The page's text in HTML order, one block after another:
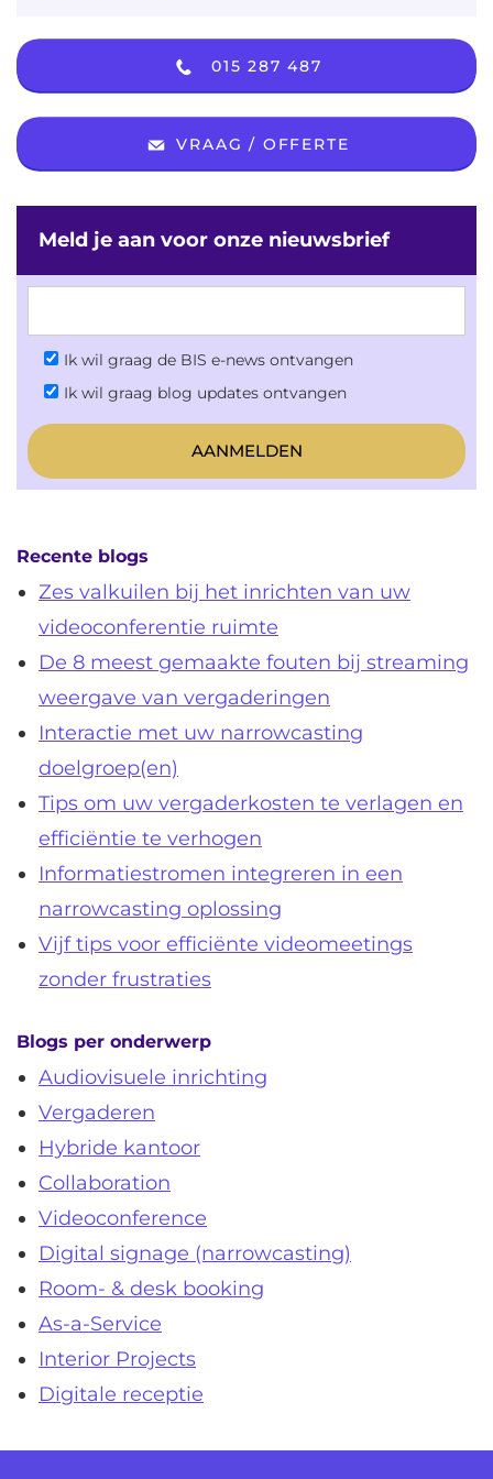
015 287 487
VRAAG / OFFERTE
Meld je aan voor onze nieuwsbrief
Ik wil graag de BIS e-news ontvangen
Ik wil graag blog updates ontvangen
Recente blogs
Zes valkuilen bij het inrichten van uw
videoconferentie ruimte
De 8 meest gemaakte fouten bij streaming
weergave van vergaderingen
Interactie met uw narrowcasting
doelgroep(en)
Tips om uw vergaderkosten te verlagen en
efficiëntie te verhogen
Informatiestromen integreren in een
narrowcasting oplossing
Vijf tips voor efficiënte videomeetings
zonder frustraties
Blogs per onderwerp
Audiovisuele inrichting
Vergaderen
Hybride kantoor
Collaboration
Videoconference
Digital signage (narrowcasting)
Room- & desk booking
As-a-Service
Interior Projects
Digitale receptie